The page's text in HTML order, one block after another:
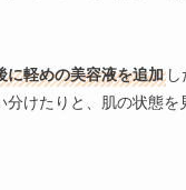
に軽めの美容液を追加し
分けたりと、肌の状態